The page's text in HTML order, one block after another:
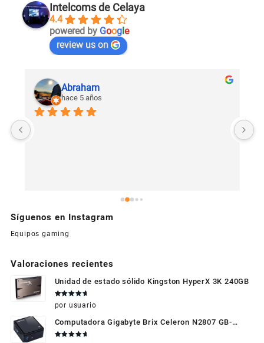
Intelcoms de Celaya
4.4
powered by Google
review us on
Abraham
hace 5 años
Síguenos en Instagram
Equipos gaming
Valoraciones recientes
Unidad de estado sólido Kingston HyperX 3K 240GB
en5 de 5
por usuario
Computadora Gigabyte Brix Celeron N2807 GB-
BXBT-2807 + WIFI + RAM de 4GB + HDD 500gb +